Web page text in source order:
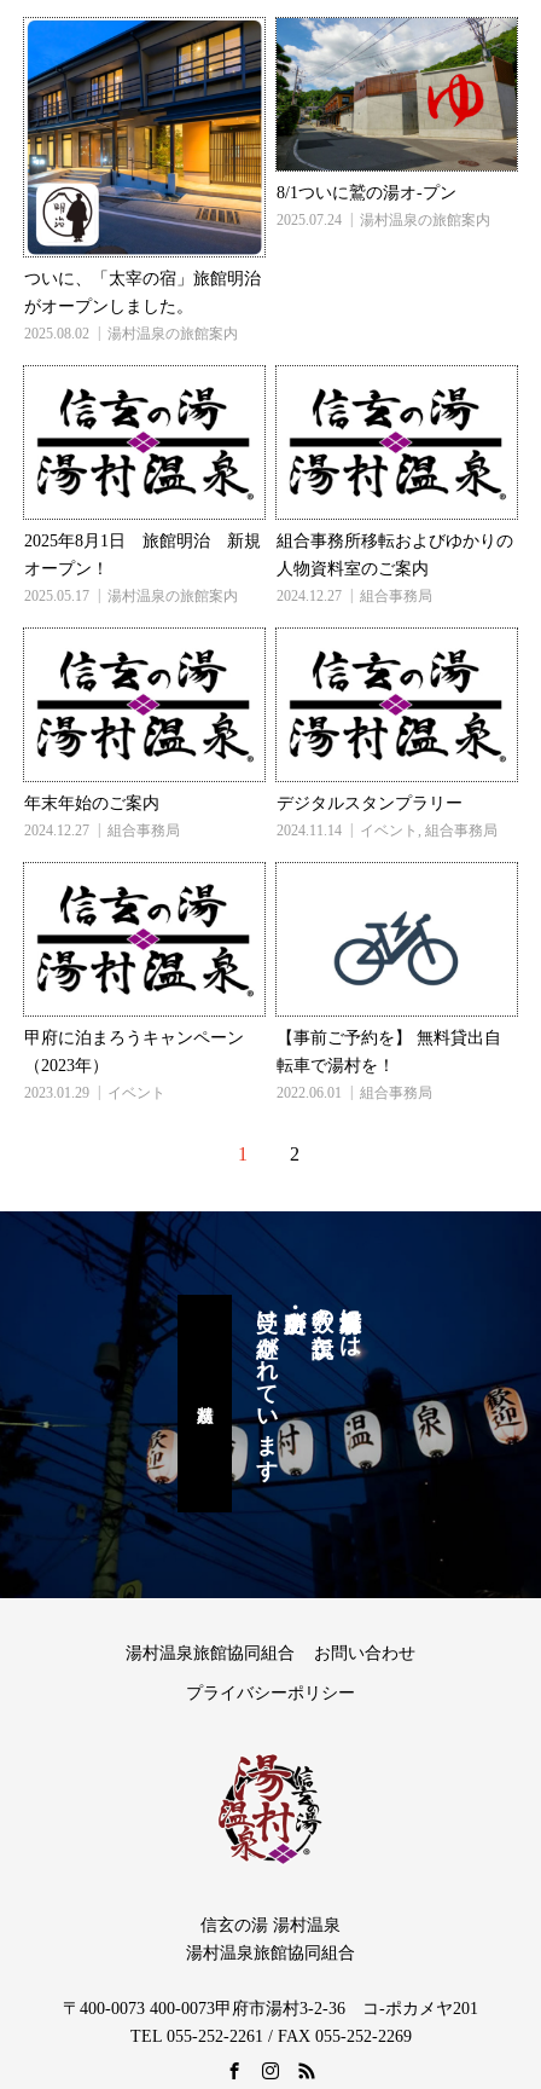
ついに、「太宰の宿」旅館明治
がオープンしました。
2025.08.02 湯村温泉の旅館案内
8/1ついに鷲の湯オ-プン
2025.07.24 湯村温泉の旅館案内
2025年8月1日 旅館明治 新規
オープン！
2025.05.17 湯村温泉の旅館案内
組合事務所移転およびゆかりの
人物資料室のご案内
2024.12.27 組合事務局
年末年始のご案内
2024.12.27 組合事務局
デジタルスタンプラリー
2024.11.14 イベント , 組合事務局
甲府に泊まろうキャンペーン
（2023年）
2023.01.29 イベント
【事前ご予約を】 無料貸出自
転車で湯村を！
2022.06.01 組合事務局
1 2
湯村温泉郷には
数々の伝説と
史跡・名所が
受け継がれています
湯村八蹟巡り
湯村温泉旅館協同組合 お問い合わせ
プライバシーポリシー
信玄の湯 湯村温泉
湯村温泉旅館協同組合
〒400-0073 400-0073甲府市湯村3-2-36 コ-ポカメヤ201
TEL 055‐252‐2261 / FAX 055‐252‐2269